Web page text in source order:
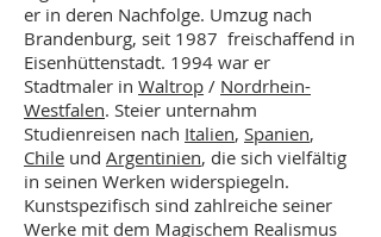
er in deren Nachfolge. Umzug nach
Brandenburg, seit 1987 freischaffend in
Eisenhüttenstadt. 1994 war er
Stadtmaler in Waltrop / Nordrhein-
Westfalen. Steier unternahm
Studienreisen nach Italien, Spanien,
Chile und Argentinien, die sich vielfältig
in seinen Werken widerspiegeln.
Kunstspezifisch sind zahlreiche seiner
Werke mit dem Magischem Realismus